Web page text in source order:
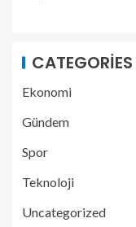
CATEGORIES
Ekonomi
Gündem
Spor
Teknoloji
Uncategorized